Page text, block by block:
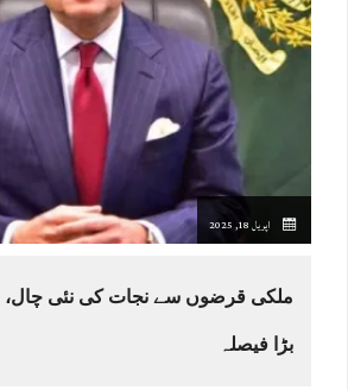
اپریل 18, 2025
ملکی قرضوں سے نجات کی نئی چال،
بڑا فیصلہ